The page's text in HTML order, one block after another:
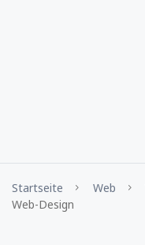
Startseite Web
Web-Design